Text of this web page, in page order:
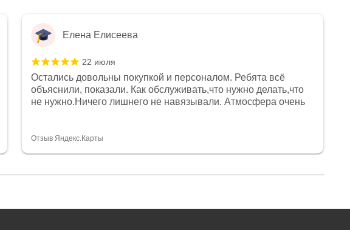
Елена Елисеева
22 июля
Остались довольны покупкой и персоналом. Ребята всё
объяснили, показали. Как обслуживать,что нужно делать,что
не нужно.Ничего лишнего не навязывали. Атмосфера очень
огромное спасибо Дмитрию, за клиентоориентированность и
Отзыв Яндекс.Карты